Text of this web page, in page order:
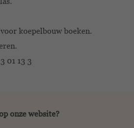
koepelbouw boeken.
01 13 3
onze website?